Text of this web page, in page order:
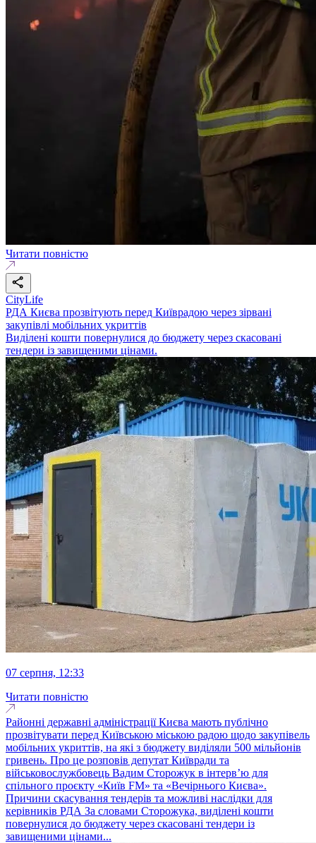
Читати повністю
CityLife
РДА Києва прозвітують перед Київрадою через зірвані
закупівлі мобільних укриттів
Виділені кошти повернулися до бюджету через скасовані
тендери із завищеними цінами.
07 серпня, 12:33
Читати повністю
Районні державні адміністрації Києва мають публічно
прозвітувати перед Київською міською радою щодо закупівель
мобільних укриттів, на які з бюджету виділяли 500 мільйонів
гривень. Про це розповів депутат Київради та
військовослужбовець Вадим Сторожук в інтерв’ю для
спільного проєкту «Київ FM» та «Вечірнього Києва».
Причини скасування тендерів та можливі наслідки для
керівників РДА За словами Сторожука, виділені кошти
повернулися до бюджету через скасовані тендери із
завищеними цінами...